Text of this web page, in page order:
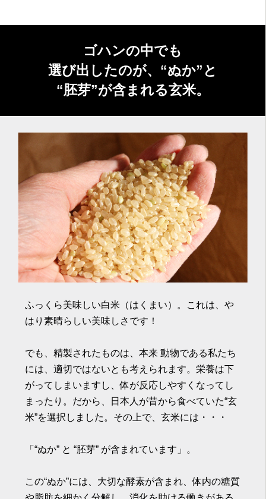
ゴハンの中でも
選び出したのが、“ぬか”と
“胚芽”が含まれる玄米。
ふっくら美味しい白米（はくまい）。これは、や
はり素晴らしい美味しさです！
でも、精製されたものは、本来 動物である私たち
には、適切ではないとも考えられます。栄養は下
がってしまいますし、体が反応しやすくなってし
まったり。だから、日本人が昔から食べていた“玄
米”を選択しました。その上で、玄米には・・・
「“ぬか” と “胚芽” が含まれています」。
この“ぬか”には、大切な酵素が含まれ、体内の糖質